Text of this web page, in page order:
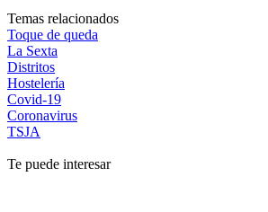
Temas relacionados
Toque de queda
La Sexta
Distritos
Hostelería
Covid-19
Coronavirus
TSJA
Te puede interesar